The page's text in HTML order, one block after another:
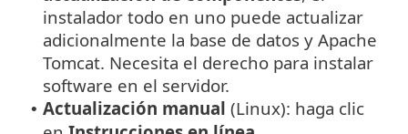
instalador todo en uno puede actualizar
adicionalmente la base de datos y Apache
Tomcat. Necesita el derecho para instalar
software en el servidor.
• Actualización manual (Linux): haga clic